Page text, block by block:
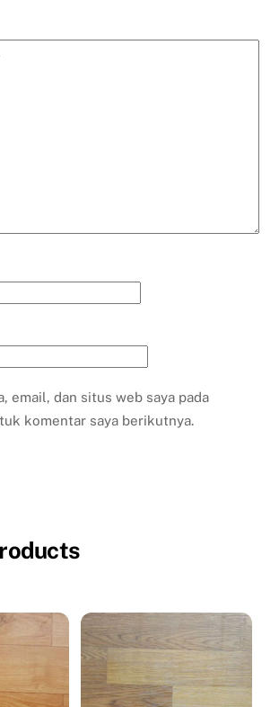
email, dan situs web saya pada
komentar saya berikutnya.